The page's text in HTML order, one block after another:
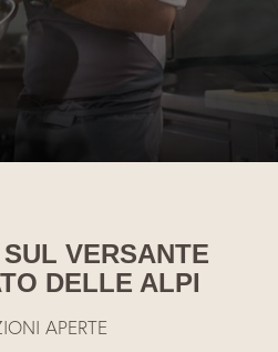
VERSANTE
DELLE ALPI
APERTE